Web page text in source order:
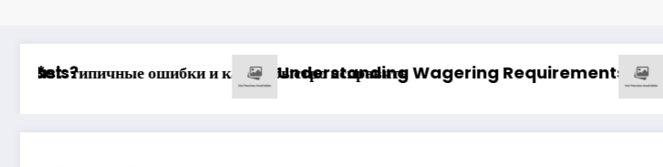
Опытаmərclərdə real qazanc ssenariləri ilə uğur qazanma yolları
Анализ Пин Ап: отзывы о выводе средств на